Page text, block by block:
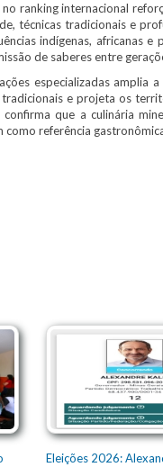
ranking internacional
técnicas tradicionais e
indígenas, africanas
de saberes entre
especializadas amplia
e projeta os
que a culinária
referência
Eleições 2026: